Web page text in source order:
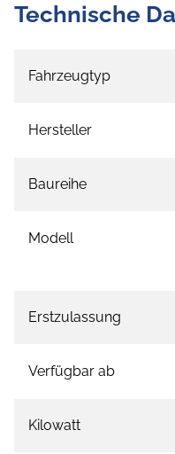
Technische
Fahrzeugtyp
Hersteller
Baureihe
Modell
Erstzulassung
Verfügbar ab
Kilowatt